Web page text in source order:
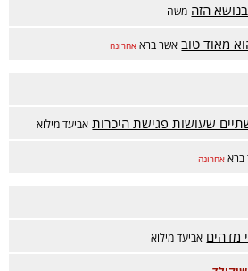
הזה משה
מאוד טוב אשר ברא אחרונה
שעושות פגישת היכרות אביעד מילוא
ברא אחרונה
מדהים אביעד מילוא